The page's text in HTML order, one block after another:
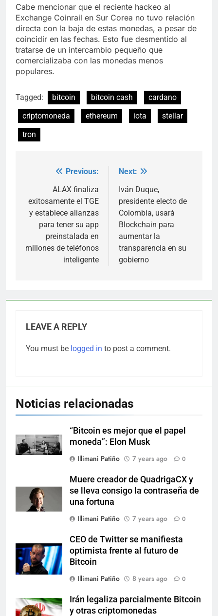
Cabe mencionar que el reciente hackeo al
Exchange Coinrail en Sur Corea no tuvo relación
directa con la baja de estas monedas, a pesar de
coincidir en las fechas. Esto fue desmentido al
tratarse de un intercambio pequeño que
comercializaba con las monedas menos
populares.
Tagged: bitcoin bitcoin cash
cardano
criptomoneda
ethereum iota
stellar
tron
navigation
Previous:
ALAX finaliza
exitosamente el TGE
y establece alianzas
para tener su app
preinstalada en
millones de teléfonos
inteligente
Next:
Iván Duque,
presidente electo de
Colombia, usará
Blockchain para
aumentar la
transparencia en su
gobierno
LEAVE A REPLY
You must be logged in to post a comment.
Noticias relacionadas
“Bitcoin es mejor que el papel
moneda”: Elon Musk
Illimani Patiño
7 years ago 0
Muere creador de QuadrigaCX y
se lleva consigo la contraseña de
una fortuna
Illimani Patiño
7 years ago 0
CEO de Twitter se manifiesta
optimista frente al futuro de
Bitcoin
Illimani Patiño
8 years ago 0
Irán legaliza parcialmente Bitcoin
y otras criptomonedas